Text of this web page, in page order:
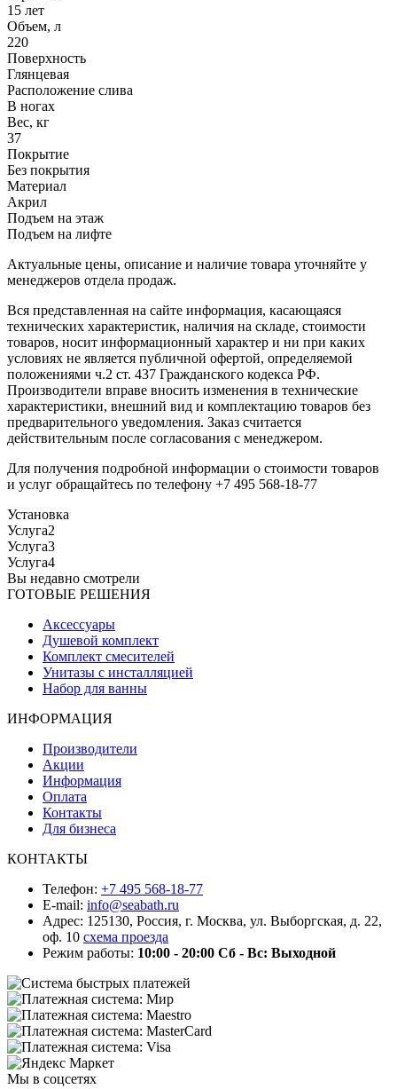
15 лет
Объем, л
220
Поверхность
Глянцевая
Расположение слива
В ногах
Вес, кг
37
Покрытие
Без покрытия
Материал
Акрил
Подъем на этаж
Подъем на лифте
Актуальные цены, описание и наличие товара уточняйте у
менеджеров отдела продаж.
Вся представленная на сайте информация, касающаяся
технических характеристик, наличия на складе, стоимости
товаров, носит информационный характер и ни при каких
условиях не является публичной офертой, определяемой
положениями ч.2 ст. 437 Гражданского кодекса РФ.
Производители вправе вносить изменения в технические
характеристики, внешний вид и комплектацию товаров без
предварительного уведомления. Заказ считается
действительным после согласования с менеджером.
Для получения подробной информации о стоимости товаров
и услуг обращайтесь по телефону +7 495 568-18-77
Установка
Услуга2
Услуга3
Услуга4
Вы недавно смотрели
ГОТОВЫЕ РЕШЕНИЯ
Аксессуары
Душевой комплект
Комплект смесителей
Унитазы с инсталляцией
Набор для ванны
ИНФОРМАЦИЯ
Производители
Акции
Информация
Оплата
Контакты
Для бизнеса
КОНТАКТЫ
Телефон: +7 495 568-18-77
E-mail: info@seabath.ru
Адрес: 125130, Россия, г. Москва, ул. Выборгская, д. 22,
оф. 10 схема проезда
Режим работы: 10:00 - 20:00 Сб - Вс: Выходной
Мы в соцсетях